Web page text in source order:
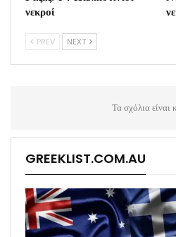
νεκροί
PREV NEXT
Τα σχόλια είναι
GREEKLIST.COM.AU